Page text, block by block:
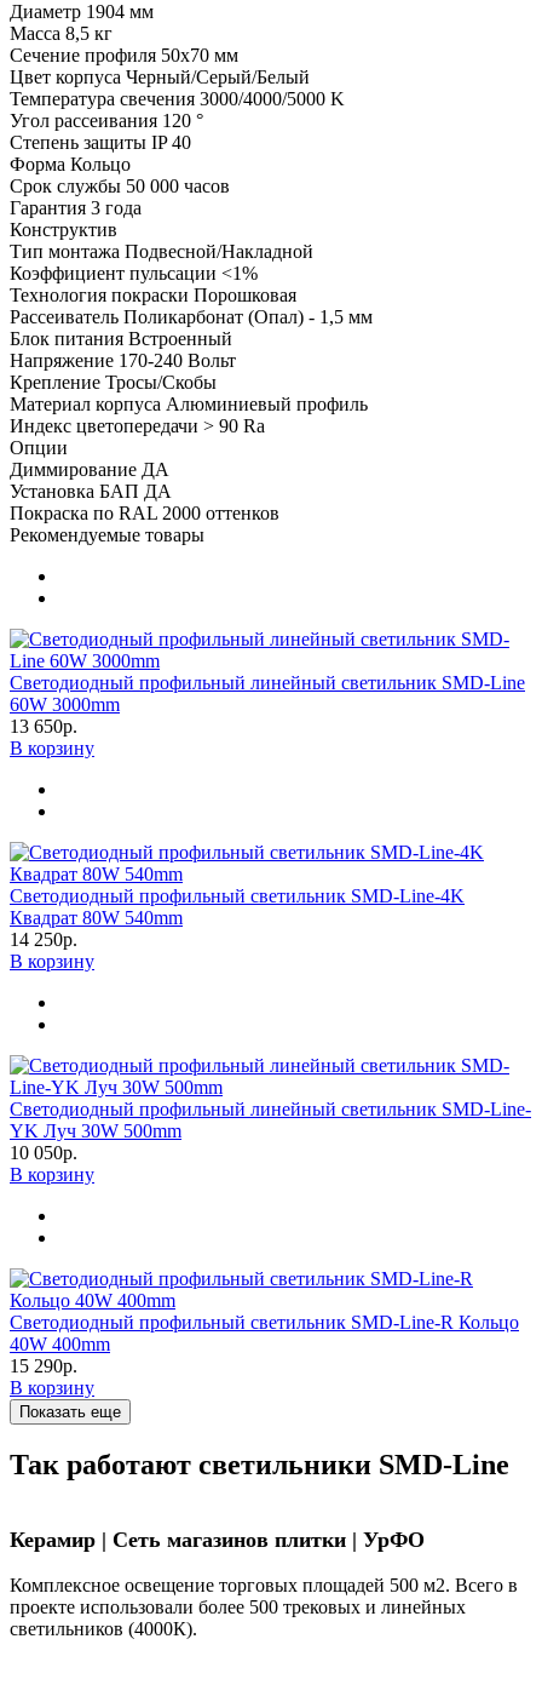
Диаметр 1904 мм
Масса 8,5 кг
Сечение профиля 50х70 мм
Цвет корпуса Черный/Серый/Белый
Температура свечения 3000/4000/5000 K
Угол рассеивания 120 °
Степень защиты IP 40
Форма Кольцо
Срок службы 50 000 часов
Гарантия 3 года
Конструктив
Тип монтажа Подвесной/Накладной
Коэффициент пульсации <1%
Технология покраски Порошковая
Рассеиватель Поликарбонат (Опал) - 1,5 мм
Блок питания Встроенный
Напряжение 170-240 Вольт
Крепление Тросы/Скобы
Материал корпуса Алюминиевый профиль
Индекс цветопередачи > 90 Ra
Опции
Диммирование ДА
Установка БАП ДА
Покраска по RAL 2000 оттенков
Рекомендуемые товары
Светодиодный профильный линейный светильник SMD-Line
60W 3000mm
13 650р.
В корзину
Светодиодный профильный светильник SMD-Line-4K
Квадрат 80W 540mm
14 250р.
В корзину
Светодиодный профильный линейный светильник SMD-Line-
YK Луч 30W 500mm
10 050р.
В корзину
Светодиодный профильный светильник SMD-Line-R Кольцо
40W 400mm
15 290р.
В корзину
Показать еще
Так работают светильники SMD-Line
Керамир | Сеть магазинов плитки | УрФО
Комплексное освещение торговых площадей 500 м2. Всего в
проекте использовали более 500 трековых и линейных
светильников (4000К).